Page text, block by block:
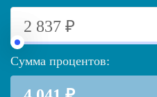
Сумма процентов: